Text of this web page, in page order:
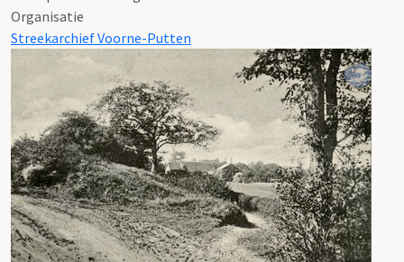
Organisatie
Streekarchief Voorne-Putten